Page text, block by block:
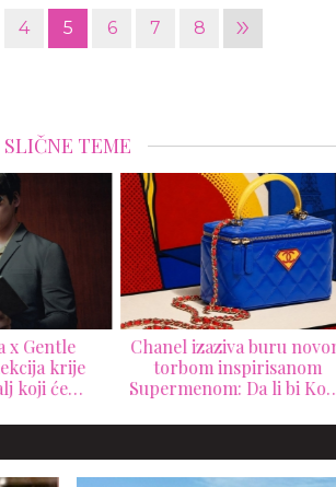
4 5 6 7 8 »
SLIČNE TEME
izaziva buru novom
inspirisanom
Da li bi Koko
zaokret?
Ovo je
torba leta
vraća rafiju na